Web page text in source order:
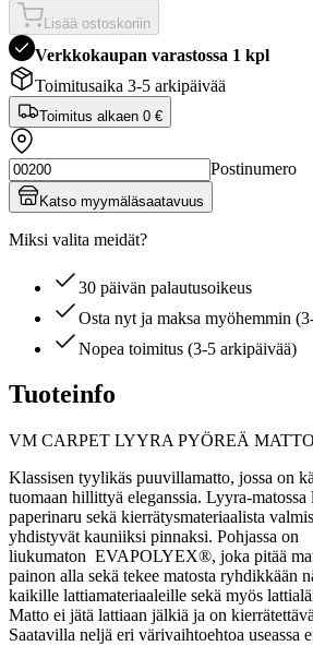
Lisää ostoskoriin
Verkkokaupan varastossa 1 kpl
Toimitusaika 3-5 arkipäivää
Toimitus alkaen 0 €
Postinumero
Katso myymäläsaatavuus
Miksi valita meidät?
30 päivän palautusoikeus
Osta nyt ja maksa myöhemmin
Nopea toimitus (3-5 arkipäivää)
Tuoteinfo
VM CARPET LYYRA PYÖREÄ MATTO
Klassisen tyylikäs puuvillamatto, jossa on
tuomaan hillittyä eleganssia. Lyyra-
paperinaru sekä kierrätysmateriaalista
yhdistyvät kauniiksi pinnaksi. Pohjassa on
liukumaton EVAPOLYEX®, joka pitää
painon alla sekä tekee matosta ryhdikkään
kaikille lattiamateriaaleille sekä myös
Matto ei jätä lattiaan jälkiä ja on
Saatavilla neljä eri värivaihtoehtoa useassa